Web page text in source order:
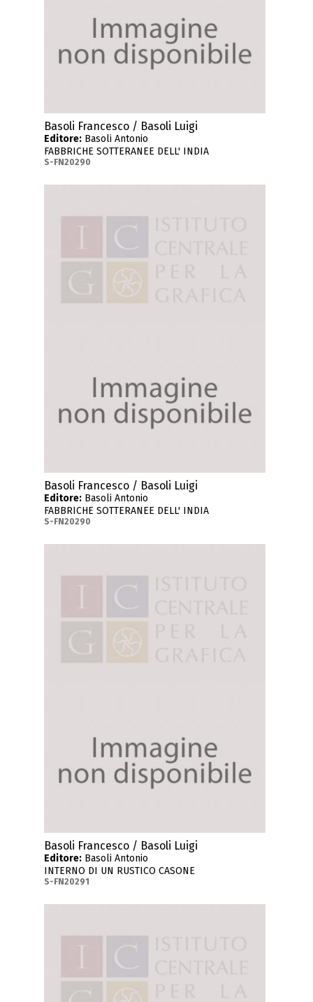
Basoli Francesco / Basoli Luigi
Editore: Basoli Antonio
FABBRICHE SOTTERANEE DELL' INDIA
S-FN20290
Basoli Francesco / Basoli Luigi
Editore: Basoli Antonio
FABBRICHE SOTTERANEE DELL' INDIA
S-FN20290
Basoli Francesco / Basoli Luigi
Editore: Basoli Antonio
INTERNO DI UN RUSTICO CASONE
S-FN20291